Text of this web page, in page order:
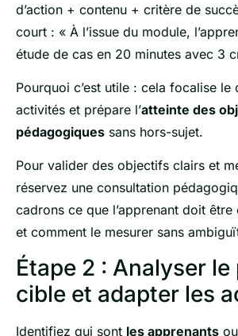
d’action + contenu + critère de
court : « À l’issue du module,
étude de cas en 20 minutes avec 3
Pourquoi c’est utile : cela focalise le
activités et prépare l’atteinte des
pédagogiques sans hors-sujet.
Pour valider des objectifs clairs et
réservez une consultation
cadrons ce que l’apprenant doit
et comment le mesurer sans
Étape 2 : Analyser
cible et adapter les
Identifiez qui sont les apprenants ou